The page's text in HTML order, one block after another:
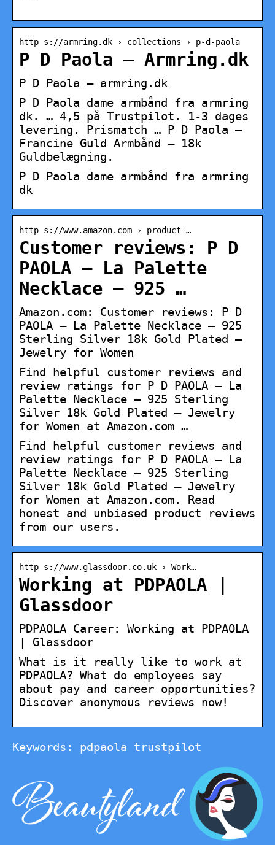
http s://armring.dk › collections › p-d-paola
P D Paola – Armring.dk
P D Paola – armring.dk
P D Paola dame armbånd fra armring
dk. … 4,5 på Trustpilot. 1-3 dages
levering. Prismatch … P D Paola –
Francine Guld Armbånd – 18k
Guldbelægning.
P D Paola dame armbånd fra armring
dk
http s://www.amazon.com › product-…
Customer reviews: P D
PAOLA – La Palette
Necklace – 925 …
Amazon.com: Customer reviews: P D
PAOLA – La Palette Necklace – 925
Sterling Silver 18k Gold Plated –
Jewelry for Women
Find helpful customer reviews and
review ratings for P D PAOLA – La
Palette Necklace – 925 Sterling
Silver 18k Gold Plated – Jewelry
for Women at Amazon.com …
Find helpful customer reviews and
review ratings for P D PAOLA – La
Palette Necklace – 925 Sterling
Silver 18k Gold Plated – Jewelry
for Women at Amazon.com. Read
honest and unbiased product reviews
from our users.
http s://www.glassdoor.co.uk › Work…
Working at PDPAOLA |
Glassdoor
PDPAOLA Career: Working at PDPAOLA
| Glassdoor
What is it really like to work at
PDPAOLA? What do employees say
about pay and career opportunities?
Discover anonymous reviews now!
Keywords: pdpaola trustpilot